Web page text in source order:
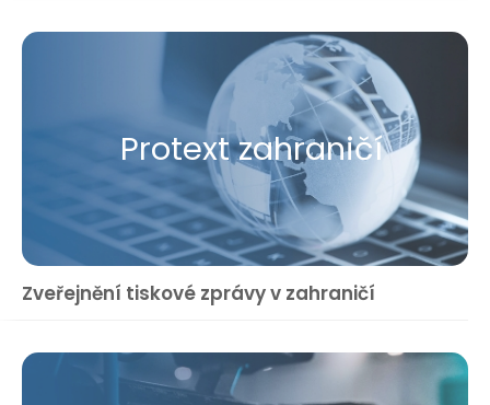
Protext zahraničí
Zveřejnění tiskové zprávy v zahraničí